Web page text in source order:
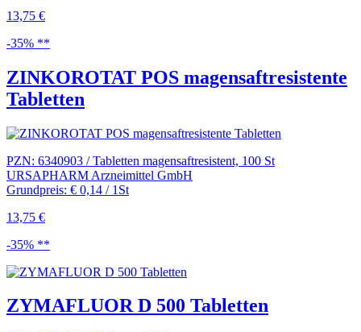
13,75 €
-35% **
ZINKOROTAT POS magensaftresistente
Tabletten
PZN: 6340903 / Tabletten magensaftresistent, 100 St
URSAPHARM Arzneimittel GmbH
Grundpreis: € 0,14 / 1St
13,75 €
-35% **
ZYMAFLUOR D 500 Tabletten